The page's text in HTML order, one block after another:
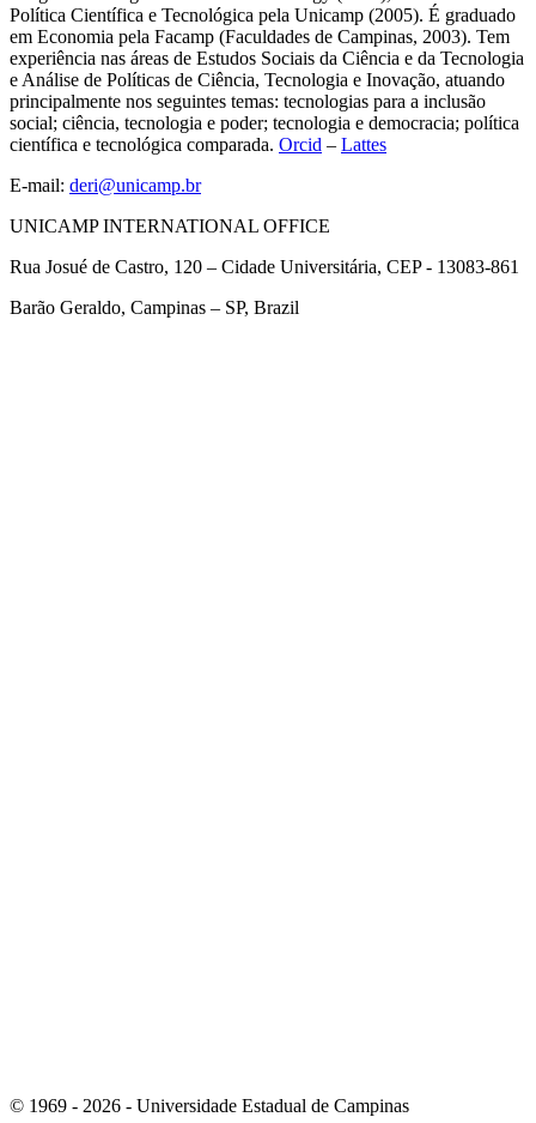
Política Científica e Tecnológica pela Unicamp (2005). É graduado
em Economia pela Facamp (Faculdades de Campinas, 2003). Tem
experiência nas áreas de Estudos Sociais da Ciência e da Tecnologia
e Análise de Políticas de Ciência, Tecnologia e Inovação, atuando
principalmente nos seguintes temas: tecnologias para a inclusão
social; ciência, tecnologia e poder; tecnologia e democracia; política
científica e tecnológica comparada. Orcid – Lattes
E-mail: deri@unicamp.br
UNICAMP INTERNATIONAL OFFICE
Rua Josué de Castro, 120 – Cidade Universitária, CEP - 13083-861
Barão Geraldo, Campinas – SP, Brazil
© 1969 - 2026 - Universidade Estadual de Campinas